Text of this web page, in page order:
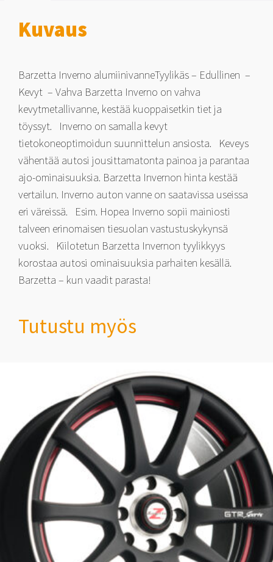
Kuvaus
Barzetta Inverno alumiinivanneTyylikäs – Edullinen –
Kevyt – Vahva Barzetta Inverno on vahva
kevytmetallivanne, kestää kuoppaisetkin tiet ja
töyssyt. Inverno on samalla kevyt
tietokoneoptimoidun suunnittelun ansiosta. Keveys
vähentää autosi jousittamatonta painoa ja parantaa
ajo-ominaisuuksia. Barzetta Invernon hinta kestää
vertailun. Inverno auton vanne on saatavissa useissa
eri väreissä. Esim. Hopea Inverno sopii mainiosti
talveen erinomaisen tiesuolan vastustuskykynsä
vuoksi. Kiilotetun Barzetta Invernon tyylikkyys
korostaa autosi ominaisuuksia parhaiten kesällä.
Barzetta – kun vaadit parasta!
Tutustu myös